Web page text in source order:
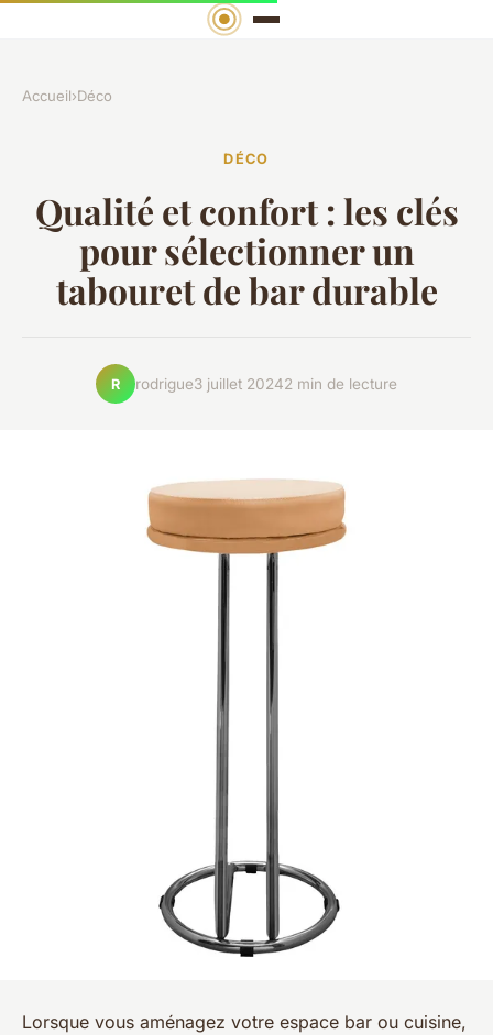
Accueil›Déco
DÉCO
Qualité et confort : les clés
pour sélectionner un
tabouret de bar durable
R rodrigue3 juillet 20242 min de lecture
Lorsque vous aménagez votre espace bar ou cuisine,